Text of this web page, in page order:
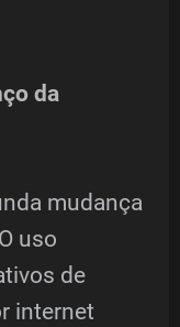
da
mudança
uso
de
internet